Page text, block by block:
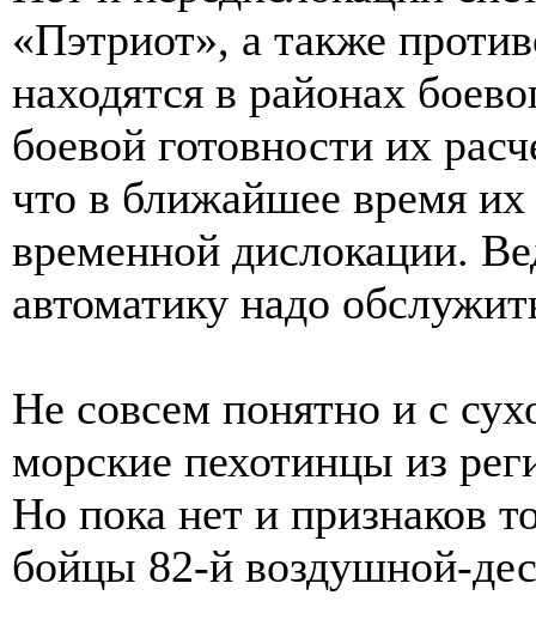
«Пэтриот», а также
находятся в районах
боевой готовности их
что в ближайшее время
временной дислокации.
автоматику надо
Не совсем понятно и с
морские пехотинцы из
Но пока нет и признаков
бойцы 82-й воздушной-